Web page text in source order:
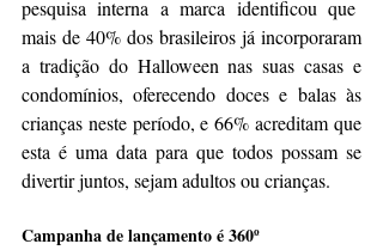
pesquisa interna a marca identificou que
mais de 40% dos brasileiros já incorporaram
a tradição do Halloween nas suas casas e
condomínios, oferecendo doces e balas às
crianças neste período, e 66% acreditam que
esta é uma data para que todos possam se
divertir juntos, sejam adultos ou crianças.
Campanha de lançamento é 360º